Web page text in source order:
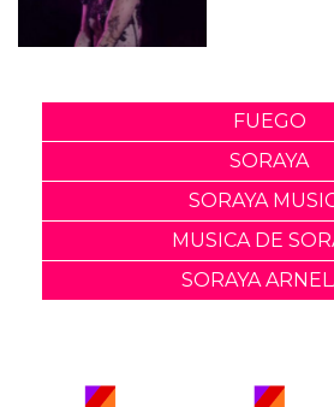
FUEGO
SORAYA
SORAYA
MUSICA DE
SORAYA